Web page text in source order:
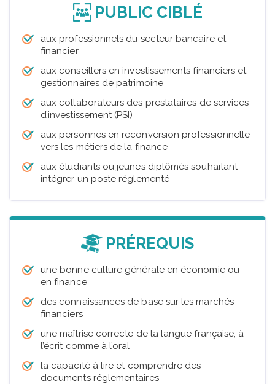
PUBLIC CIBLÉ
aux professionnels du secteur bancaire et
financier
aux conseillers en investissements financiers et
gestionnaires de patrimoine
aux collaborateurs des prestataires de services
d’investissement (PSI)
aux personnes en reconversion professionnelle
vers les métiers de la finance
aux étudiants ou jeunes diplômés souhaitant
intégrer un poste réglementé
PRÉREQUIS
une bonne culture générale en économie ou
en finance
des connaissances de base sur les marchés
financiers
une maîtrise correcte de la langue française, à
l’écrit comme à l’oral
la capacité à lire et comprendre des
documents réglementaires